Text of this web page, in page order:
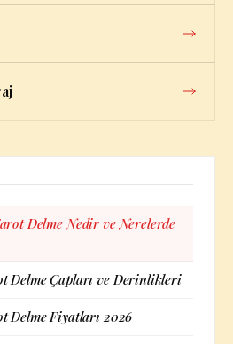
Delme Nedir ve Nerelerde
Delme Çapları ve Derinlikleri
Delme Fiyatları 2026